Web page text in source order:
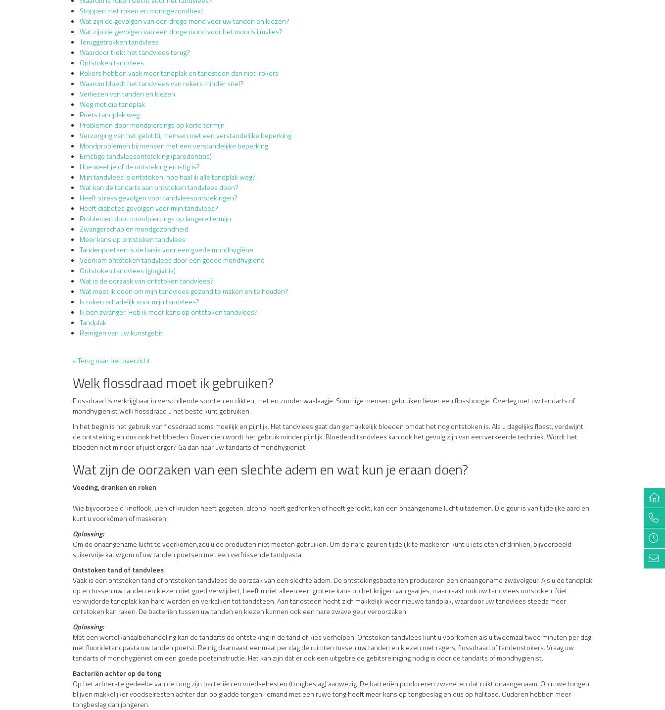
Stoppen met roken en mondgezondheid
Wat zijn de gevolgen van een droge mond voor uw tanden en kiezen?
Wat zijn de gevolgen van een droge mond voor het mondslijmvlies?
Teruggetrokken tandvlees
Waardoor trekt het tandvlees terug?
Ontstoken tandvlees
Rokers hebben vaak meer tandplak en tandsteen dan niet-rokers
Waarom bloedt het tandvlees van rokers minder snel?
Verliezen van tanden en kiezen
Weg met die tandplak
Poets tandplak weg
Problemen door mondpiercings op korte termijn
Verzorging van het gebit bij mensen met een verstandelijke beperking
Mondproblemen bij mensen met een verstandelijke beperking
Ernstige tandvleesontsteking (parodontitis)
Hoe weet je of de ontsteking ernstig is?
Mijn tandvlees is ontstoken, hoe haal ik alle tandplak weg?
Wat kan de tandarts aan ontstoken tandvlees doen?
Heeft stress gevolgen voor tandvleesontstekingen?
Heeft diabetes gevolgen voor mijn tandvlees?
Problemen door mondpiercings op langere termijn
Zwangerschap en mondgezondheid
Meer kans op ontstoken tandvlees
Tandenpoetsen is de basis voor een goede mondhygiëne
Voorkom ontstoken tandvlees door een goede mondhygiëne
Ontstoken tandvlees (gingivitis)
Wat is de oorzaak van ontstoken tandvlees?
Wat moet ik doen om mijn tandvlees gezond te maken en te houden?
Is roken schadelijk voor mijn tandvlees?
Ik ben zwanger. Heb ik meer kans op ontstoken tandvlees?
Tandplak
Reinigen van uw kunstgebit
« Terug naar het overzicht
Welk flossdraad moet ik gebruiken?
Flossdraad is verkrijgbaar in verschillende soorten en dikten, met en zonder waslaagje. Sommige mensen gebruiken liever een flossboogje. Overleg met uw tandarts of
mondhygiënist welk flossdraad u het beste kunt gebruiken.
In het begin is het gebruik van flossdraad soms moeilijk en pijnlijk. Het tandvlees gaat dan gemakkelijk bloeden omdat het nog ontstoken is. Als u dagelijks flosst, verdwijnt
de ontsteking en dus ook het bloeden. Bovendien wordt het gebruik minder pijnlijk. Bloedend tandvlees kan ook het gevolg zijn van een verkeerde techniek. Wordt het
bloeden niet minder of juist erger? Ga dan naar uw tandarts of mondhygiënist.
Wat zijn de oorzaken van een slechte adem en wat kun je eraan doen?
Voeding, dranken en roken
Wie bijvoorbeeld knoflook, uien of kruiden heeft gegeten, alcohol heeft gedronken of heeft gerookt, kan een onaangename lucht uitademen. Die geur is van tijdelijke aard en
kunt u voorkómen of maskeren.
Oplossing:
Om de onaangename lucht te voorkomen,zou u de producten niet moeten gebruiken. Om de nare geuren tijdelijk te maskeren kunt u iets eten of drinken, bijvoorbeeld
suikervrije kauwgom of uw tanden poetsen met een verfrissende tandpasta.
Ontstoken tand of tandvlees
Vaak is een ontstoken tand of ontstoken tandvlees de oorzaak van een slechte adem. De ontstekingsbacteriën produceren een onaangename zwavelgeur. Als u de tandplak
op en tussen uw tanden en kiezen niet goed verwijdert, heeft u niet alleen een grotere kans op het krijgen van gaatjes, maar raakt ook uw tandvlees ontstoken. Niet
verwijderde tandplak kan hard worden en verkalken tot tandsteen. Aan tandsteen hecht zich makkelijk weer nieuwe tandplak, waardoor uw tandvlees steeds meer
ontstoken kan raken. De bacteriën tussen uw tanden en kiezen kunnen ook een nare zwavelgeur veroorzaken.
Oplossing:
Met een wortelkanaalbehandeling kan de tandarts de ontsteking in de tand of kies verhelpen. Ontstoken tandvlees kunt u voorkomen als u tweemaal twee minuten per dag
met fluoridetandpasta uw tanden poetst. Reinig daarnaast eenmaal per dag de ruimten tussen uw tanden en kiezen met ragers, flossdraad of tandenstokers. Vraag uw
tandarts of mondhygiënist om een goede poetsinstructie. Het kan zijn dat er ook een uitgebreide gebitsreiniging nodig is door de tandarts of mondhygiënist.
Bacteriën achter op de tong
Op het achterste gedeelte van de tong zijn bacteriën en voedselresten (tongbeslag) aanwezig. De bacteriën produceren zwavel en dat ruikt onaangenaam. Op ruwe tongen
blijven makkelijker voedselresten achter dan op gladde tongen. Iemand met een ruwe tong heeft meer kans op tongbeslag en dus op halitose. Ouderen hebben meer
tongbeslag dan jongeren.